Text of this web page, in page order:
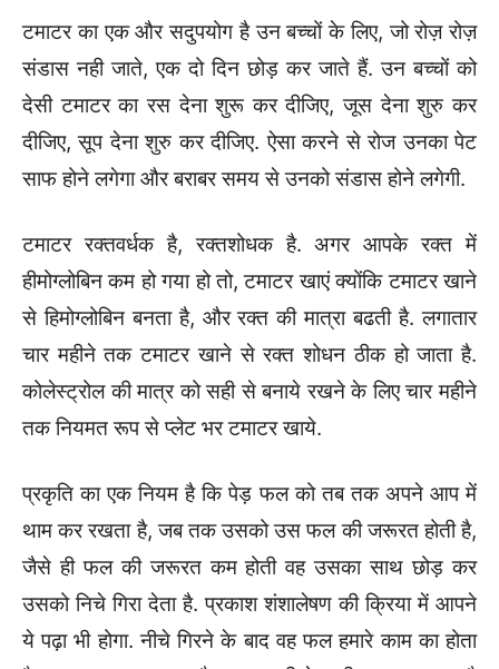
टमाटर का एक और सदुपयोग है उन बच्चों के लिए, जो रोज़ रोज़
संडास नही जाते, एक दो दिन छोड़ कर जाते हैं. उन बच्चों को
देसी टमाटर का रस देना शुरू कर दीजिए, जूस देना शुरु कर
दीजिए, सूप देना शुरु कर दीजिए. ऐसा करने से रोज उनका पेट
साफ होने लगेगा और बराबर समय से उनको संडास होने लगेगी.
टमाटर रक्तवर्धक है, रक्तशोधक है. अगर आपके रक्त में
हीमोग्लोबिन कम हो गया हो तो, टमाटर खाएं क्योंकि टमाटर खाने
से हिमोग्लोबिन बनता है, और रक्त की मात्रा बढती है. लगातार
चार महीने तक टमाटर खाने से रक्त शोधन ठीक हो जाता है.
कोलेस्ट्रोल की मात्र को सही से बनाये रखने के लिए चार महीने
तक नियमत रूप से प्लेट भर टमाटर खाये.
प्रकृति का एक नियम है कि पेड़ फल को तब तक अपने आप में
थाम कर रखता है, जब तक उसको उस फल की जरूरत होती है,
जैसे ही फल की जरूरत कम होती वह उसका साथ छोड़ कर
उसको निचे गिरा देता है. प्रकाश शंशालेषण की क्रिया में आपने
ये पढ़ा भी होगा. नीचे गिरने के बाद वह फल हमारे काम का होता